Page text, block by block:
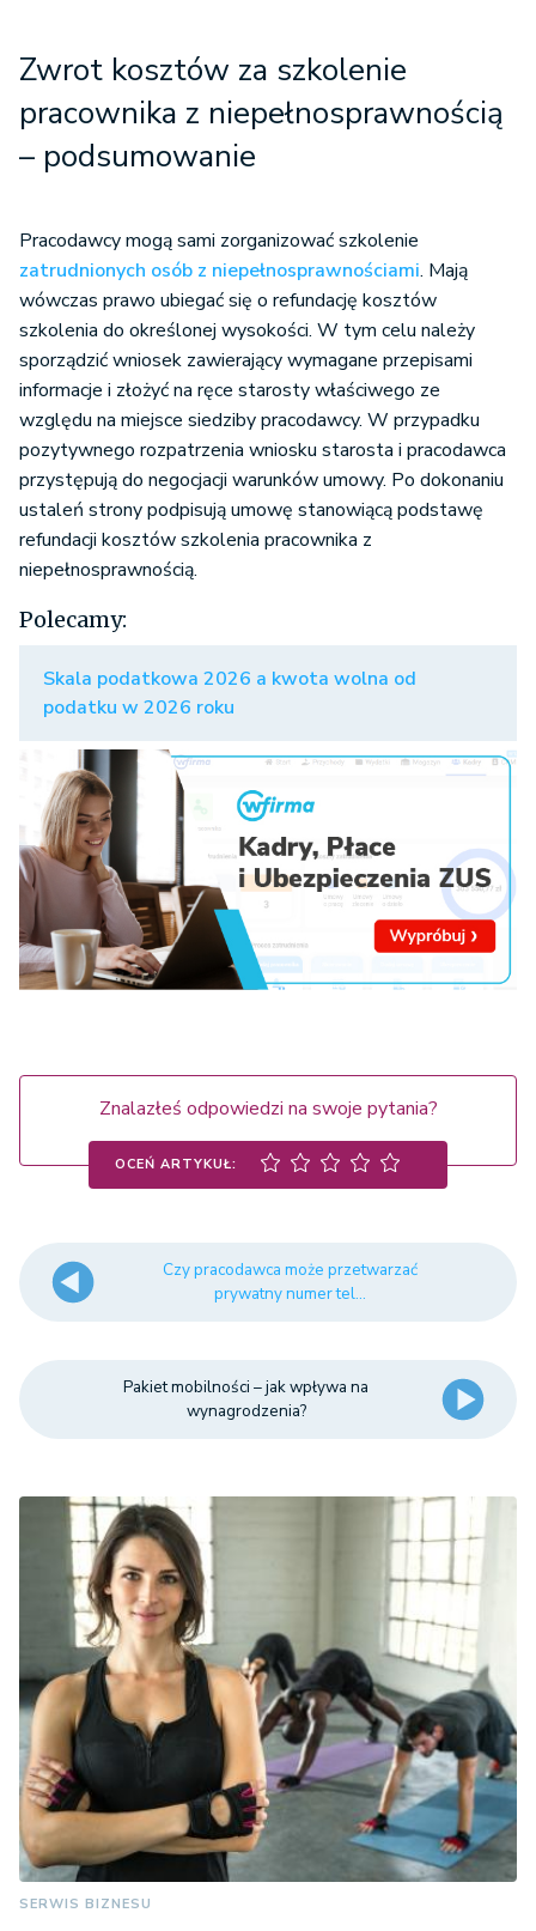
Zwrot kosztów za szkolenie
pracownika z niepełnosprawnością
– podsumowanie
Pracodawcy mogą sami zorganizować szkolenie
zatrudnionych osób z niepełnosprawnościami. Mają
wówczas prawo ubiegać się o refundację kosztów
szkolenia do określonej wysokości. W tym celu należy
sporządzić wniosek zawierający wymagane przepisami
informacje i złożyć na ręce starosty właściwego ze
względu na miejsce siedziby pracodawcy. W przypadku
pozytywnego rozpatrzenia wniosku starosta i pracodawca
przystępują do negocjacji warunków umowy. Po dokonaniu
ustaleń strony podpisują umowę stanowiącą podstawę
refundacji kosztów szkolenia pracownika z
niepełnosprawnością.
Polecamy:
Skala podatkowa 2026 a kwota wolna od
podatku w 2026 roku
Znalazłeś odpowiedzi na swoje pytania?
OCEŃ ARTYKUŁ:
Czy pracodawca może przetwarzać
prywatny numer tel...
Pakiet mobilności – jak wpływa na
wynagrodzenia?
SERWIS BIZNESU